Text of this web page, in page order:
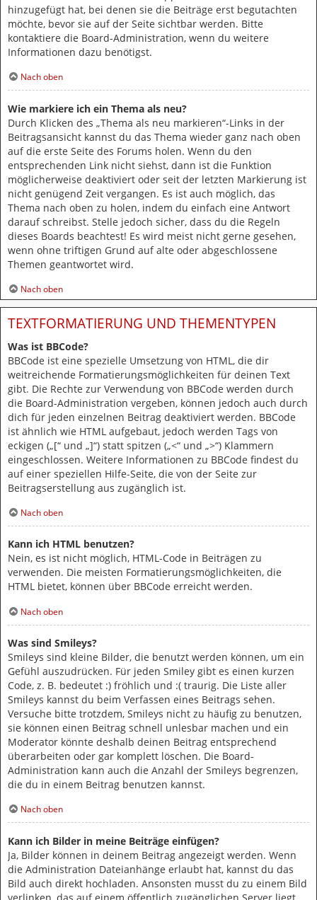
hinzugefügt hat, bei denen sie die Beiträge erst begutachten
möchte, bevor sie auf der Seite sichtbar werden. Bitte
kontaktiere die Board-Administration, wenn du weitere
Informationen dazu benötigst.
Nach oben
Wie markiere ich ein Thema als neu?
Durch Klicken des „Thema als neu markieren“-Links in der
Beitragsansicht kannst du das Thema wieder ganz nach oben
auf die erste Seite des Forums holen. Wenn du den
entsprechenden Link nicht siehst, dann ist die Funktion
möglicherweise deaktiviert oder seit der letzten Markierung ist
nicht genügend Zeit vergangen. Es ist auch möglich, das
Thema nach oben zu holen, indem du einfach eine Antwort
darauf schreibst. Stelle jedoch sicher, dass du die Regeln
dieses Boards beachtest! Es wird meist nicht gerne gesehen,
wenn ohne triftigen Grund auf alte oder abgeschlossene
Themen geantwortet wird.
Nach oben
TEXTFORMATIERUNG UND THEMENTYPEN
Was ist BBCode?
BBCode ist eine spezielle Umsetzung von HTML, die dir
weitreichende Formatierungsmöglichkeiten für deinen Text
gibt. Die Rechte zur Verwendung von BBCode werden durch
die Board-Administration vergeben, können jedoch auch durch
dich für jeden einzelnen Beitrag deaktiviert werden. BBCode
ist ähnlich wie HTML aufgebaut, jedoch werden Tags von
eckigen („[“ und „]“) statt spitzen („<“ und „>“) Klammern
eingeschlossen. Weitere Informationen zu BBCode findest du
auf einer speziellen Hilfe-Seite, die von der Seite zur
Beitragserstellung aus zugänglich ist.
Nach oben
Kann ich HTML benutzen?
Nein, es ist nicht möglich, HTML-Code in Beiträgen zu
verwenden. Die meisten Formatierungsmöglichkeiten, die
HTML bietet, können über BBCode erreicht werden.
Nach oben
Was sind Smileys?
Smileys sind kleine Bilder, die benutzt werden können, um ein
Gefühl auszudrücken. Für jeden Smiley gibt es einen kurzen
Code, z. B. bedeutet :) fröhlich und :( traurig. Die Liste aller
Smileys kannst du beim Verfassen eines Beitrags sehen.
Versuche bitte trotzdem, Smileys nicht zu häufig zu benutzen,
sie können einen Beitrag schnell unlesbar machen und ein
Moderator könnte deshalb deinen Beitrag entsprechend
überarbeiten oder gar komplett löschen. Die Board-
Administration kann auch die Anzahl der Smileys begrenzen,
die du in einem Beitrag benutzen kannst.
Nach oben
Kann ich Bilder in meine Beiträge einfügen?
Ja, Bilder können in deinem Beitrag angezeigt werden. Wenn
die Administration Dateianhänge erlaubt hat, kannst du das
Bild auch direkt hochladen. Ansonsten musst du zu einem Bild
verlinken, das auf einem öffentlich zugänglichen Server liegt,